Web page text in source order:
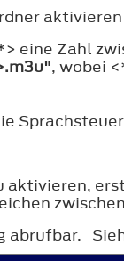
eine Zahl
, wobei
zwischen
abrufbar.